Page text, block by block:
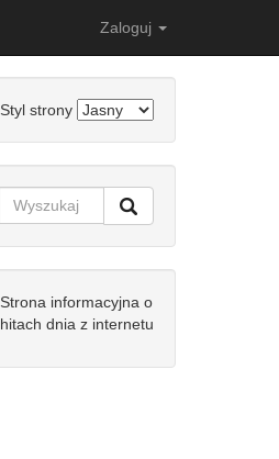
Zaloguj
Styl strony
Strona informacyjna o
hitach dnia z internetu